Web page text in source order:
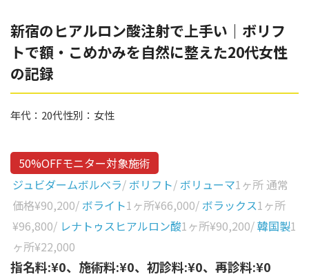
額
こめかみ
眉間
涙袋
眼窩縁（目の下）
ゴルゴライン
鼻
ほうれい線
リジュラン
ゴウリ
糸リフト
Gender
性別から探す
女性
男性
新宿のヒアルロン酸注射で上手い｜ボリフ
トで額・こめかみを自然に整えた20代女性
の記録
年代： 20代性別： 女性
50%OFFモニター対象施術
ジュビダームボルベラ/ ボリフト/ ボリューマ1ヶ所 通常
価格¥90,200/ ボライト1ヶ所¥66,000/ ボラックス1ヶ所
¥96,800/ レナトゥスヒアルロン酸1ヶ所¥90,200/韓国製1
ヶ所¥22,000
指名料:¥0、施術料:¥0、初診料:¥0、再診料:¥0